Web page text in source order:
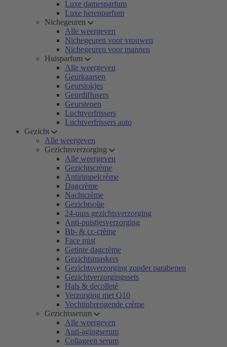
Luxe damesparfum
Luxe herenparfum
Nichegeuren
Alle weergeven
Nichegeuren voor vrouwen
Nichegeuren voor mannen
Huisparfum
Alle weergeven
Geurkaarsen
Geurstokjes
Geurdiffusers
Geurstenen
Luchtverfrissers
Luchtverfrissers auto
Gezicht
Alle weergeven
Gezichtsverzorging
Alle weergeven
Gezichtscrème
Antirimpelcrème
Dagcrème
Nachtcrème
Gezichtsolie
24-uurs gezichtsverzorging
Anti-puistjesverzorging
Bb- & cc-crème
Face mist
Getinte dagcrème
Gezichtsmaskers
Gezichtsverzorging zonder parabenen
Gezichtverzorgingssets
Hals & decolleté
Verzorging met Q10
Vochtinbrengende crème
Gezichtsserum
Alle weergeven
Anti-agingserum
Collageen serum